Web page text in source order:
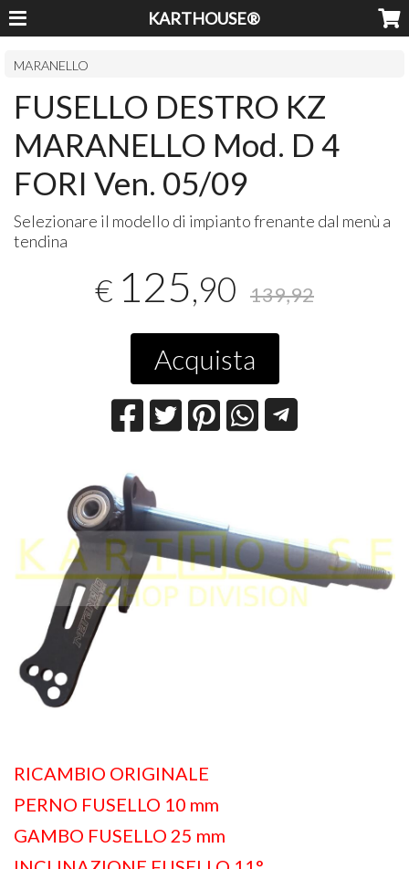
KARTHOUSE®
MARANELLO
FUSELLO DESTRO KZ
MARANELLO Mod. D 4
FORI Ven. 05/09
Selezionare il modello di impianto frenante dal menù a
tendina
€ 125,90 139,92
Acquista
RICAMBIO ORIGINALE
PERNO FUSELLO 10 mm
GAMBO FUSELLO 25 mm